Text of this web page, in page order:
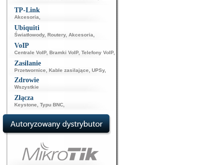
TP-Link
Akcesoria
Ubiquiti
Światłowody, Routery, Akcesoria
VoIP
Centrale VoIP, Bramki VoIP, Telefony VoIP,
Zasilanie
Przetwornice Kable zasilające UPSy,
Zdrowie
Wszystkie
Złącza
Keystone Typu BNC